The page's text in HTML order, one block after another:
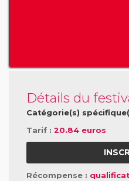
Détails du
Catégorie(s)
Tarif : 20.84 euros
Récompense :